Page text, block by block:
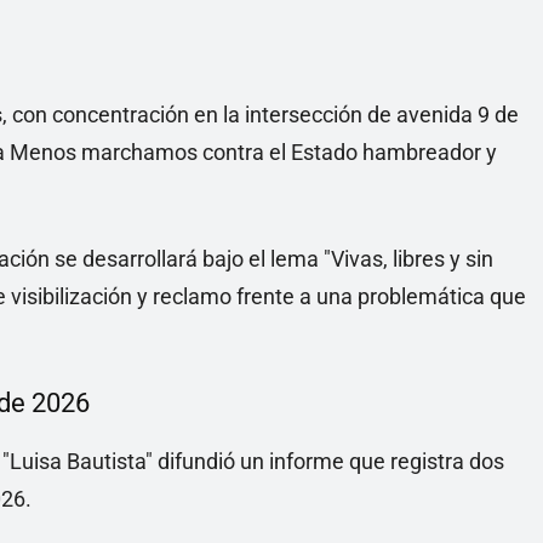
concentración en la intersección de avenida 9 de
Menos marchamos contra el Estado hambreador y
se desarrollará bajo el lema "Vivas, libres y sin
y reclamo frente a una problemática que
2026
Bautista" difundió un informe que registra dos